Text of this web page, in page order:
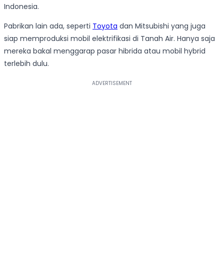
Indonesia.
Pabrikan lain ada, seperti Toyota dan Mitsubishi yang juga
siap memproduksi mobil elektrifikasi di Tanah Air. Hanya saja
mereka bakal menggarap pasar hibrida atau mobil hybrid
terlebih dulu.